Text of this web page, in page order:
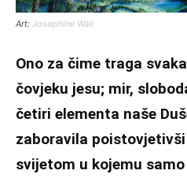
Art: Josephine Wall
Ono za čime traga
čovjeku jesu; mir,
četiri elementa naše
zaboravila
svijetom u kojemu